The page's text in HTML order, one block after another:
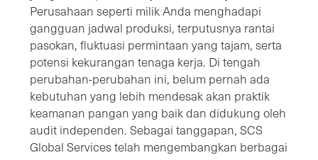
Perusahaan seperti milik Anda menghadapi
gangguan jadwal produksi, terputusnya rantai
pasokan, fluktuasi permintaan yang tajam, serta
potensi kekurangan tenaga kerja. Di tengah
perubahan-perubahan ini, belum pernah ada
kebutuhan yang lebih mendesak akan praktik
keamanan pangan yang baik dan didukung oleh
audit independen. Sebagai tanggapan, SCS
Global Services telah mengembangkan berbagai